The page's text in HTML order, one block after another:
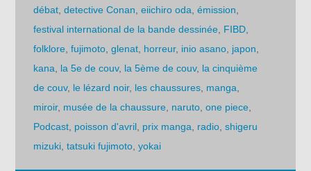
débat ,detective Conan ,eiichiro oda ,émission
festival international de la bande dessinée FIBD
folklore ,fujimoto ,glenat horreur, inio asano japon
kana
la 5e de couv, la 5ème de couv, la cinquième
de couv, le lézard noir, les chaussures manga
miroir, musée de la chaussure naruto ,one piece
Podcast poisson d'avril prix manga radio ,shigeru
mizuki ,tatsuki fujimoto ,yokai